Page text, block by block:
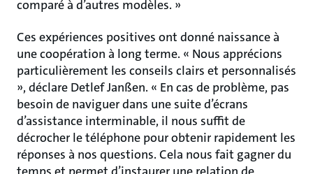
comparé à d’autres modèles. »
Ces expériences positives ont donné naissance à
une coopération à long terme. « Nous apprécions
particulièrement les conseils clairs et personnalisés
», déclare Detlef Janßen. « En cas de problème, pas
besoin de naviguer dans une suite d’écrans
d’assistance interminable, il nous suffit de
décrocher le téléphone pour obtenir rapidement les
réponses à nos questions. Cela nous fait gagner du